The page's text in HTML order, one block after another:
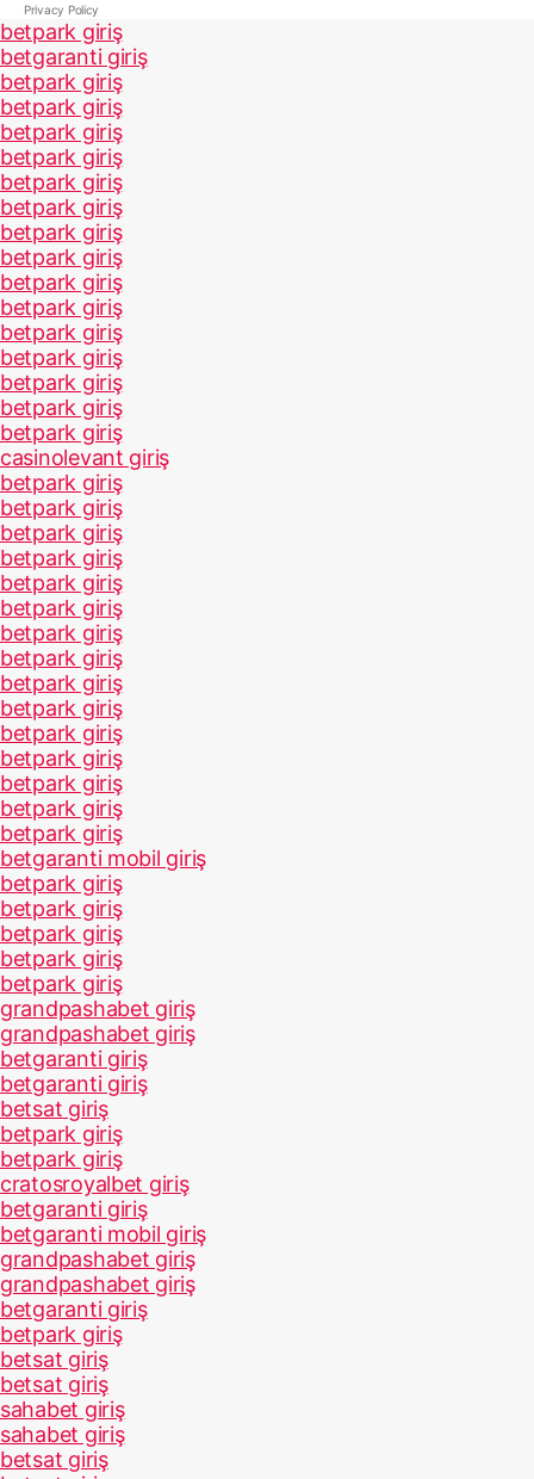
Privacy Policy
betpark giriş
betgaranti giriş
betpark giriş
betpark giriş
betpark giriş
betpark giriş
betpark giriş
betpark giriş
betpark giriş
betpark giriş
betpark giriş
betpark giriş
betpark giriş
betpark giriş
betpark giriş
betpark giriş
betpark giriş
casinolevant giriş
betpark giriş
betpark giriş
betpark giriş
betpark giriş
betpark giriş
betpark giriş
betpark giriş
betpark giriş
betpark giriş
betpark giriş
betpark giriş
betpark giriş
betpark giriş
betpark giriş
betpark giriş
betgaranti mobil giriş
betpark giriş
betpark giriş
betpark giriş
betpark giriş
betpark giriş
grandpashabet giriş
grandpashabet giriş
betgaranti giriş
betgaranti giriş
betsat giriş
betpark giriş
betpark giriş
cratosroyalbet giriş
betgaranti giriş
betgaranti mobil giriş
grandpashabet giriş
grandpashabet giriş
betgaranti giriş
betpark giriş
betsat giriş
betsat giriş
sahabet giriş
sahabet giriş
betsat giriş